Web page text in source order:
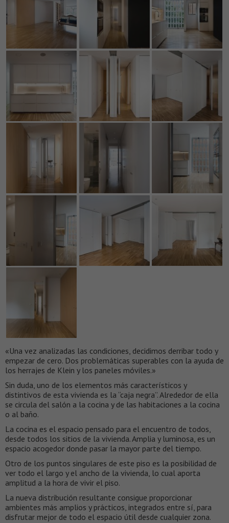
«Una vez analizadas las condiciones, decidimos derribar todo y
empezar de cero. Dos problemáticas superables con la ayuda de
los herrajes de Klein y los paneles móviles.»
Sin duda, uno de los elementos más característicos y
distintivos de esta vivienda es la “caja negra”. Alrededor de ella
se circula del salón a la cocina y de las habitaciones a la cocina
o al baño.
La cocina es el espacio pensado para el encuentro de todos,
desde todos los sitios de la vivienda. Amplia y luminosa, es un
espacio acogedor donde pasar la mayor parte del tiempo.
Otro de los puntos singulares de este piso es la posibilidad de
ver todo el largo y el ancho de la vivienda, lo cual aporta
amplitud a la hora de vivir el piso.
La nueva distribución resultante consigue proporcionar
ambientes más amplios y prácticos, integrados entre sí, para
disfrutar mejor de todo el espacio útil desde cualquier zona.